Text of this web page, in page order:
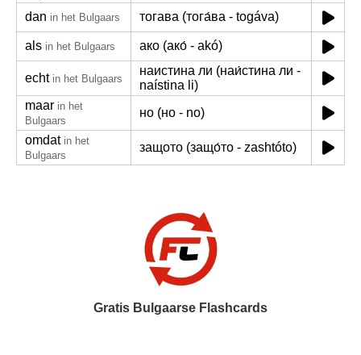
dan in het Bulgaars тогава (тога́ва - togáva)
als in het Bulgaars ако (ако́ - akó)
echt in het Bulgaars
наистина ли (наи́стина ли -
naístina li)
maar in het
Bulgaars
но (но - no)
omdat in het
Bulgaars
защото (защо́то - zashtóto)
Gratis Bulgaarse Flashcards